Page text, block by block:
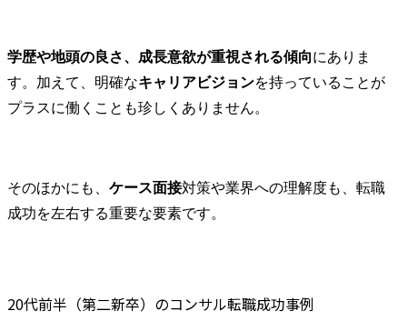
学歴や地頭の良さ、成長意欲が重視される傾向にありま
す。加えて、明確なキャリアビジョンを持っていることが
プラスに働くことも珍しくありません。
そのほかにも、 ケース面接対策や業界への理解度も、転職
成功を左右する重要な要素です。
20代前半（第二新卒）のコンサル転職成功事例